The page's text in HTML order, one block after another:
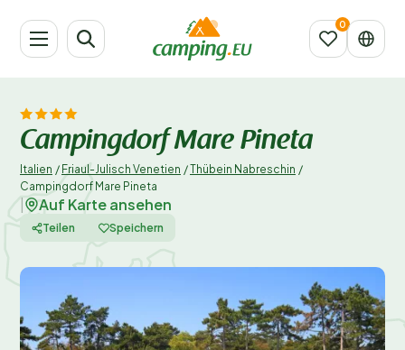
Campingdorf Mare Pineta
Italien / Friaul-Julisch Venetien /Thübein Nabreschin /
Campingdorf Mare Pineta
Auf Karte ansehen
Teilen Speichern